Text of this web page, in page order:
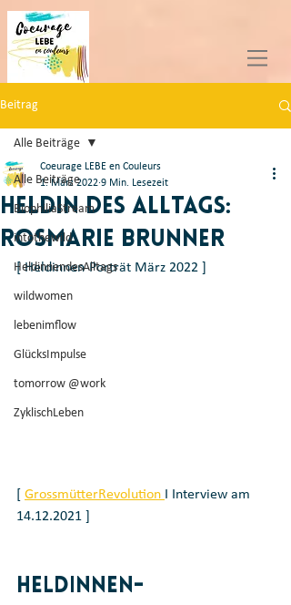
Beitrag
Alle Beiträge
BiophiliaStream
intothewild
HeldinnendesAlltags
wildwomen
lebenimflow
GlücksImpulse
tomorrow @work
ZyklischLeben
Alle Beiträge
Heldin des Alltags:
Rosmarie Brunner
Coeurage LEBE en Couleurs
1. März 2022 9 Min. Lesezeit
[ Heldinnen-Porträt März 2022 ]
GrossmütterRevolution I Interview am
14.12.2021 ]
Heldinnen-